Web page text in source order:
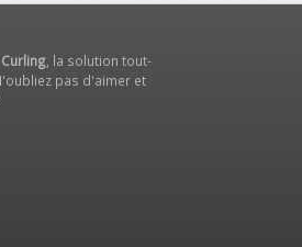
, la solution tout-
pas d'aimer et